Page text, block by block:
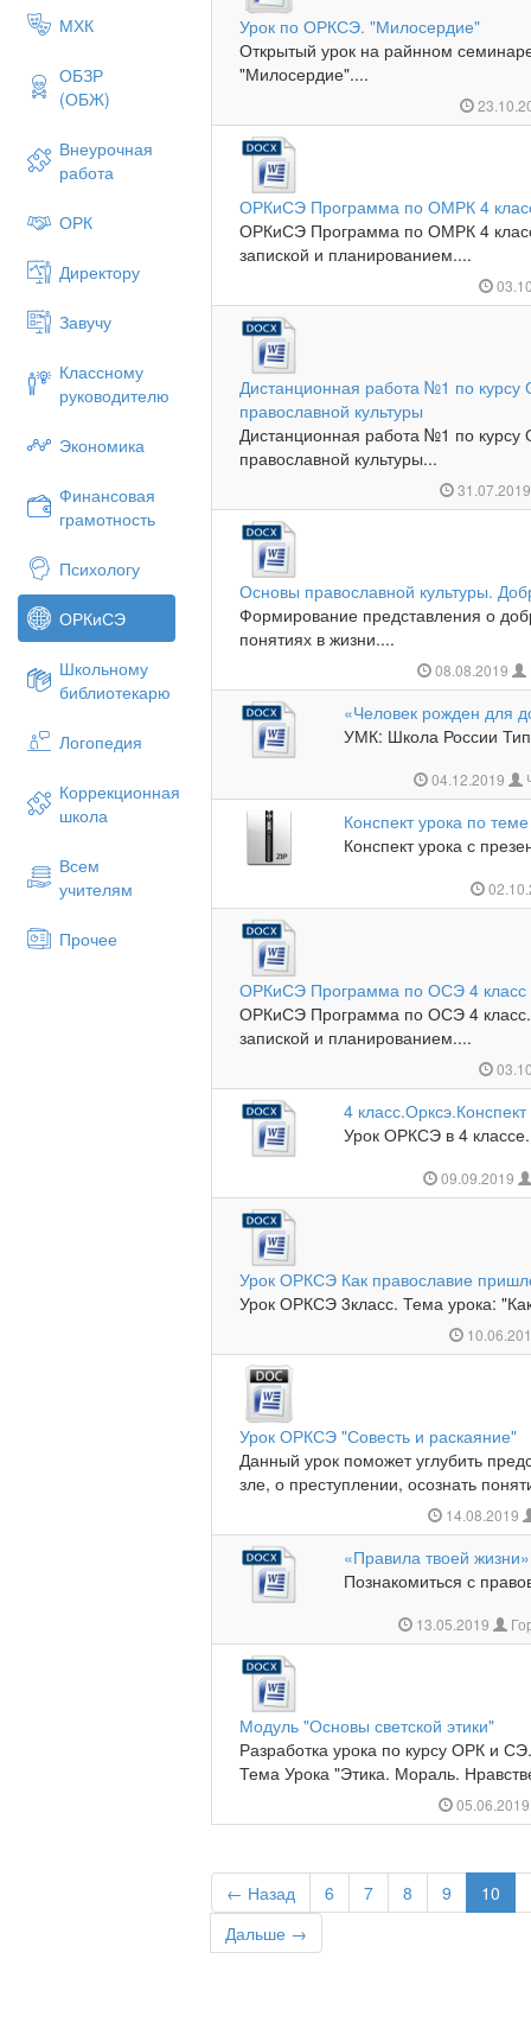
МХК
ОБЗР
(ОБЖ)
Внеурочная
работа
ОРК
Директору
Завучу
Классному
руководителю
Экономика
Финансовая
грамотность
Психологу
ОРКиСЭ
Школьному
библиотекарю
Логопедия
Коррекционная
школа
Всем
учителям
Прочее
Урок по ОРКСЭ. "Милосердие"
Открытый урок на райнном
"Милосердие"....
ОРКиСЭ Программа по ОМРК 4
ОРКиСЭ Программа по ОМРК 4
запиской и планированием....
Дистанционная работа №1 по
православной культуры
Дистанционная работа №1 по
православной культуры...
Основы православной культуры.
Формирование представления о
понятиях в жизни....
08.08.2019
«Человек рожден для
УМК: Школа России Тип
04.12.2019
Конспект урока по
Конспект урока с
ОРКиСЭ Программа по ОСЭ 4 класс
ОРКиСЭ Программа по ОСЭ 4
запиской и планированием....
4
Урок ОРКСЭ в 4
09.09.2019
Урок ОРКСЭ Как православие
Урок ОРКСЭ 3класс. Тема урока:
Урок ОРКСЭ "Совесть и раскаяние"
Данный урок поможет углубить
зле, о преступлении, осознать
14.08.2019
«Правила твоей жизни»
Познакомиться с
13.05.2019
Модуль "Основы светской этики"
Разработка урока по курсу ОРК и
Тема Урока "Этика. Мораль.
← Назад 6 7 8 9 10
Дальше →